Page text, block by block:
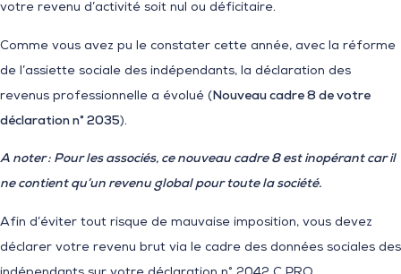
votre revenu d’activité soit nul ou déficitaire.
Comme vous avez pu le constater cette année, avec la réforme
de l’assiette sociale des indépendants, la déclaration des
revenus professionnelle a évolué (Nouveau cadre 8 de votre
déclaration n° 2035).
A noter : Pour les associés, ce nouveau cadre 8 est inopérant car il
ne contient qu’un revenu global pour toute la société.
Afin d’éviter tout risque de mauvaise imposition, vous devez
déclarer votre revenu brut via le cadre des données sociales des